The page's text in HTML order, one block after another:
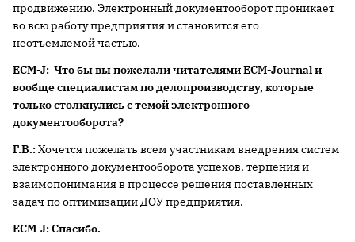
продвижению. Электронный документооборот проникает
во всю работу предприятия и становится его
неотъемлемой частью.
ECM-J: Что бы вы пожелали читателями ECM-Journal и
вообще специалистам по делопроизводству, которые
только столкнулись с темой электронного
документооборота?
Г.В.:Хочется пожелать всем участникам внедрения систем
электронного документооборота успехов, терпения и
взаимопонимания в процессе решения поставленных
задач по оптимизации ДОУ предприятия.
ECM-J: Спасибо.